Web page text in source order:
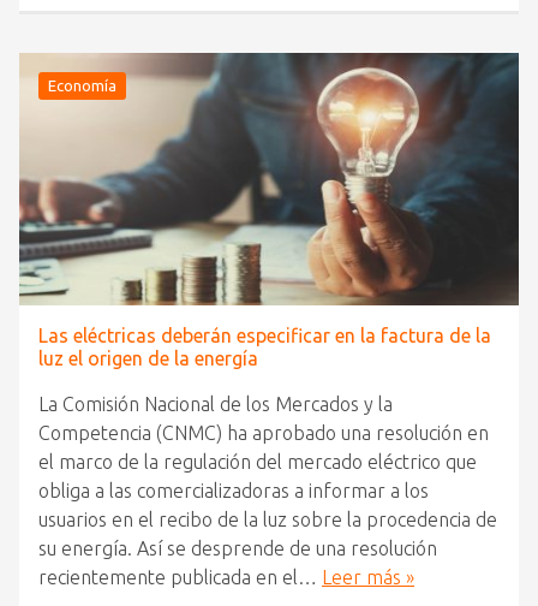
Economía
Las eléctricas deberán especificar en la factura de la
luz el origen de la energía
La Comisión Nacional de los Mercados y la
Competencia (CNMC) ha aprobado una resolución en
el marco de la regulación del mercado eléctrico que
obliga a las comercializadoras a informar a los
usuarios en el recibo de la luz sobre la procedencia de
su energía. Así se desprende de una resolución
recientemente publicada en el… Leer más »